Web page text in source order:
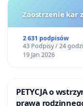
Zaostrzenie kar
2 631 podpisów
43 Podpisy / 24
19 Jan 2026
PETYCJA o